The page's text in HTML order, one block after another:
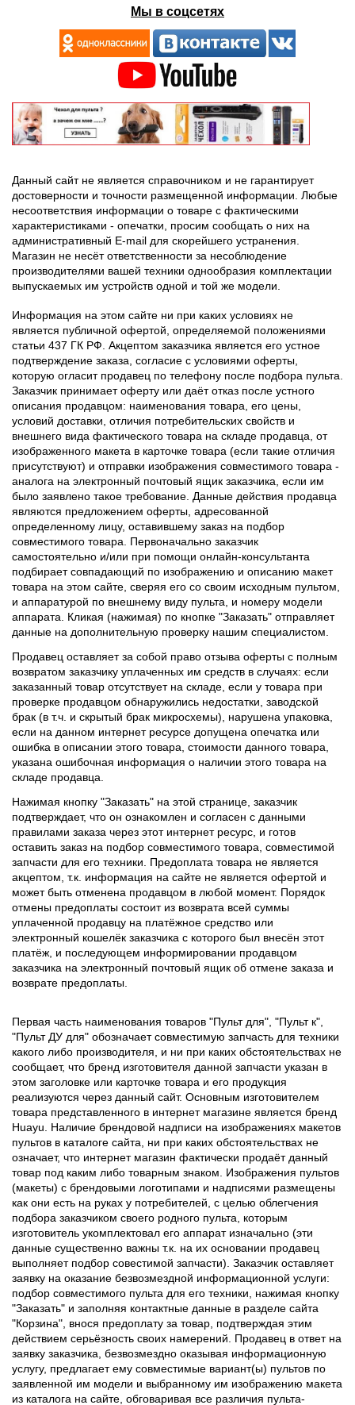
Мы в соцсетях
Данный сайт не является справочником и не гарантирует
достоверности и точности размещенной информации. Любые
несоответствия информации о товаре с фактическими
характеристиками - опечатки, просим сообщать о них на
административный E-mail для скорейшего устранения.
Магазин не несёт ответственности за несоблюдение
производителями вашей техники однообразия комплектации
выпускаемых им устройств одной и той же модели.
Информация на этом сайте ни при каких условиях не
является публичной офертой, определяемой положениями
статьи 437 ГК РФ. Акцептом заказчика является его устное
подтверждение заказа, согласие с условиями оферты,
которую огласит продавец по телефону после подбора пульта.
Заказчик принимает оферту или даёт отказ после устного
описания продавцом: наименования товара, его цены,
условий доставки, отличия потребительских свойств и
внешнего вида фактического товара на складе продавца, от
изображенного макета в карточке товара (если такие отличия
присутствуют) и отправки изображения совместимого товара -
аналога на электронный почтовый ящик заказчика, если им
было заявлено такое требование. Данные действия продавца
являются предложением оферты, адресованной
определенному лицу, оставившему заказ на подбор
совместимого товара. Первоначально заказчик
самостоятельно и/или при помощи онлайн-консультанта
подбирает совпадающий по изображению и описанию макет
товара на этом сайте, сверяя его со своим исходным пультом,
и аппаратурой по внешнему виду пульта, и номеру модели
аппарата. Кликая (нажимая) по кнопке "Заказать" отправляет
данные на дополнительную проверку нашим специалистом.
Продавец оставляет за собой право отзыва оферты с полным
возвратом заказчику уплаченных им средств в случаях: если
заказанный товар отсутствует на складе, если у товара при
проверке продавцом обнаружились недостатки, заводской
брак (в т.ч. и скрытый брак микросхемы), нарушена упаковка,
если на данном интернет ресурсе допущена опечатка или
ошибка в описании этого товара, стоимости данного товара,
указана ошибочная информация о наличии этого товара на
складе продавца.
Нажимая кнопку "Заказать" на этой странице, заказчик
подтверждает, что он ознакомлен и согласен с данными
правилами заказа через этот интернет ресурс, и готов
оставить заказ на подбор совместимого товара, совместимой
запчасти для его техники. Предоплата товара не является
акцептом, т.к. информация на сайте не является офертой и
может быть отменена продавцом в любой момент. Порядок
отмены предоплаты состоит из возврата всей суммы
уплаченной продавцу на платёжное средство или
электронный кошелёк заказчика с которого был внесён этот
платёж, и последующем информировании продавцом
заказчика на электронный почтовый ящик об отмене заказа и
возврате предоплаты.
Первая часть наименования товаров "Пульт для", "Пульт к",
"Пульт ДУ для" обозначает совместимую запчасть для техники
какого либо производителя, и ни при каких обстоятельствах не
сообщает, что бренд изготовителя данной запчасти указан в
этом заголовке или карточке товара и его продукция
реализуются через данный сайт. Основным изготовителем
товара представленного в интернет магазине является бренд
Huayu. Наличие брендовой надписи на изображениях макетов
пультов в каталоге сайта, ни при каких обстоятельствах не
означает, что интернет магазин фактически продаёт данный
товар под каким либо товарным знаком. Изображения пультов
(макеты) с брендовыми логотипами и надписями размещены
как они есть на руках у потребителей, с целью облегчения
подбора заказчиком своего родного пульта, которым
изготовитель укомплектовал его аппарат изначально (эти
данные существенно важны т.к. на их основании продавец
выполняет подбор совестимой запчасти). Заказчик оставляет
заявку на оказание безвозмездной информационной услуги:
подбор совместимого пульта для его техники, нажимая кнопку
"Заказать" и заполняя контактные данные в разделе сайта
"Корзина", внося предоплату за товар, подтверждая этим
действием серьёзность своих намерений. Продавец в ответ на
заявку заказчика, безвозмездно оказывая информационную
услугу, предлагает ему совместимые вариант(ы) пультов по
заявленной им модели и выбранному им изображению макета
из каталога на сайте, обговаривая все различия пульта-